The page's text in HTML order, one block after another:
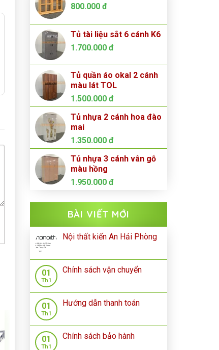
800.000 đ
Tủ tài liệu sắt 6 cánh K6
1.700.000 đ
Tủ quần áo okal 2 cánh
màu lát TOL
1.500.000 đ
Tủ nhựa 2 cánh hoa đào
mai
1.350.000 đ
Tủ nhựa 3 cánh vân gỗ
màu hồng
1.950.000 đ
BÀI VIẾT MỚI
Nội thất kiến An Hải Phòng
01
Th1
Chính sách vận chuyển
01
Th1
Hướng dẫn thanh toán
01
Th1
Chính sách bảo hành